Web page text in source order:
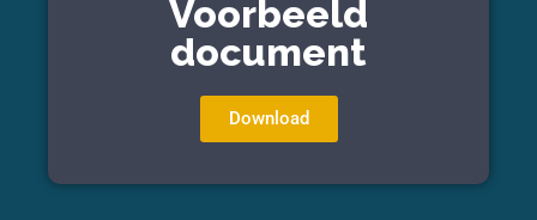
Voorbeeld
document
Download